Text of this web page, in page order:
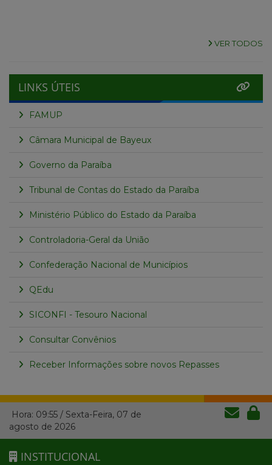
VER TODOS
LINKS ÚTEIS
FAMUP
Câmara Municipal de Bayeux
Governo da Paraíba
Tribunal de Contas do Estado da Paraíba
Ministério Público do Estado da Paraíba
Controladoria-Geral da União
Confederação Nacional de Municípios
QEdu
SICONFI - Tesouro Nacional
Consultar Convênios
Receber Informações sobre novos Repasses
Hora: 09:55 / Sexta-Feira, 07 de
agosto de 2026
INSTITUCIONAL